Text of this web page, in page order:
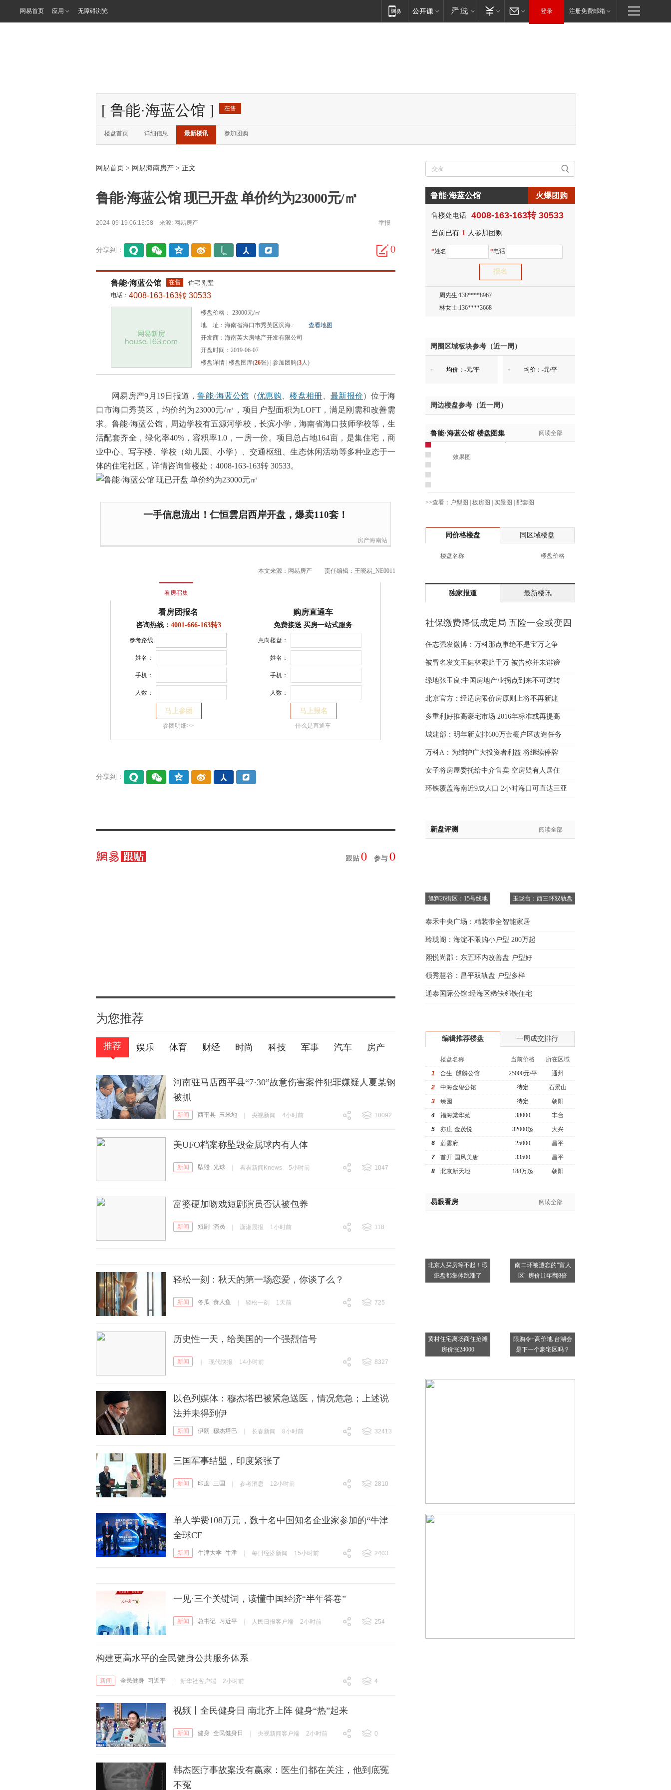
网易首页 应用 无障碍浏览 登录 注册免费邮箱
[ 鲁能·海蓝公馆 ] 在售
楼盘首页 详细信息 最新楼讯 参加团购
网易首页 > 网易海南房产 > 正文
鲁能·海蓝公馆 现已开盘 单价约为23000元/㎡
2024-09-19 06:13:58 来源: 网易房产 举报
0
分享到：
间
鲁能·海蓝公馆 在售
住宅 别墅
电话： 4008-163-163转 30533
楼盘价格： 23000元/㎡
地 址：海南省海口市秀英区滨海..
查看地图
开发商：海南英大房地产开发有限公司
开盘时间：2019-06-07
楼盘详情 楼盘图库(26张) 参加团购(3人)
网易房产9月19日报道，鲁能·海蓝公馆 （优惠购 、楼盘相册 最新报价）位于海
口市海口秀英区，均价约为23000元/㎡，项目户型面积为LOFT，满足刚需和改善需
求。鲁能·海蓝公馆，周边学校有五源河学校，长滨小学，海南省海口技师学校等，生
活配套齐全，绿化率40%，容积率1.0，一房一价。项目总占地164亩，是集住宅，商
业中心、写字楼、学校（幼儿园、小学）、交通枢纽、生态休闲活动等多种业态于一
体的住宅社区，详情咨询售楼处：4008-163-163转 30533。
一手信息流出！仁恒雲启西岸开盘，爆卖110套！
房产海南站
本文来源：网易房产 责任编辑：王晓易_NE0011
看房召集
看房团报名
咨询热线： 4001-666-163转3
参考路线
姓名：
手机：
人数：
参团明细>>
购房直通车
免费接送 买房一站式服务
意向楼盘：
姓名：
手机：
人数：
什么是直通车
分享到：
跟贴 0 参与 0
为您推荐
推荐 娱乐 体育 财经 时尚 科技 军事 汽车 房产
河南驻马店西平县“7·30”故意伤害案件犯罪嫌疑人夏某钢
被抓
新闻 西平县 玉米地 央视新闻 4小时前
10092
美UFO档案称坠毁金属球内有人体
新闻 坠毁 光球 看看新闻Knews 5小时前
1047
富婆硬加吻戏短剧演员否认被包养
新闻 短剧 演员 潇湘晨报 1小时前
118
轻松一刻：秋天的第一场恋爱，你谈了么？
新闻 冬瓜 食人鱼 轻松一刻 1天前
725
历史性一天，给美国的一个强烈信号
新闻 现代快报 14小时前
8327
以色列媒体：穆杰塔巴被紧急送医，情况危急；上述说
法并未得到伊
新闻 伊朗 穆杰塔巴 长春新闻 8小时前
32413
三国军事结盟，印度紧张了
新闻 印度 三国 参考消息 12小时前
2810
单人学费108万元，数十名中国知名企业家参加的“牛津
全球CE
新闻 牛津大学 牛津 每日经济新闻 15小时前
2403
一见·三个关键词，读懂中国经济“半年答卷”
新闻 总书记 习近平 人民日报客户端 2小时前
254
构建更高水平的全民健身公共服务体系
新闻 全民健身 习近平 新华社客户端 2小时前
4
视频丨全民健身日 南北齐上阵 健身“热”起来
新闻 健身 全民健身日 央视新闻客户端 2小时前
0
韩杰医疗事故案没有赢家：医生们都在关注，他到底冤
不冤
鲁能·海蓝公馆 火爆团购
售楼处电话 4008-163-163转 30533
当前已有 1 人参加团购
*姓名 *电话
胡先生:150****0731
邓先生:138****8083
蒋女士:186****7681
陈先生:159****3332
章先生:159****7226
周先生:138****8967
林女士:136****3668
魏女士:138****0324
吴先生:139****9780
韩女士:158****2390
赵先生:139****8548
钱先生:139****7316
黄先生:138****7263
胡先生:150****0731
邓先生:138****8083
陈先生:159****3332
章先生:159****7226
林女士:136****3668
郑先生:136****9618
魏女士:138****0324
韩女士:158****2390
赵先生:139****8548
吴小姐:139****6438
姚先生:137****6367
黄先生:138****7263
黄先生:136****3612
周围区域板块参考（近一周）
- 均价： -元/平 - 均价： -元/平
周边楼盘参考（近一周）
鲁能·海蓝公馆 楼盘图集 阅读全部
效果图
>>查看： 户型图 | 板房图 | 实景图 | 配套图
同价格楼盘 同区域楼盘
楼盘名称 楼盘价格
独家报道 最新楼讯
社保缴费降低成定局 五险一金或变四
任志强发微博：万科那点事绝不是宝万之争
被冒名发文王健林索赔千万 被告称并未诽谤
绿地张玉良:中国房地产业拐点到来不可逆转
北京官方：经适房限价房原则上将不再新建
多重利好推高豪宅市场 2016年标准或再提高
城建部：明年新安排600万套棚户区改造任务
万科A：为维护广大投资者利益 将继续停牌
女子将房屋委托给中介售卖 空房疑有人居住
环铁覆盖海南近9成人口 2小时海口可直达三亚
新盘评测 阅读全部
旭辉26街区：15号线地 玉珑台：西三环双轨盘
泰禾中央广场：精装带全智能家居
玲珑阁：海淀不限购小户型 200万起
熙悦尚郡：东五环内改善盘 户型好
领秀慧谷：昌平双轨盘 户型多样
通泰国际公馆:经海区稀缺邻铁住宅
编辑推荐楼盘 一周成交排行
楼盘名称 当前价格
所在区域
1
合生· 麒麟公馆 25000元/平
通州
2
中海金玺公馆 待定
石景山
3
臻园 待定
朝阳
4
福海棠华苑 38000
丰台
5
亦庄·金茂悦 32000起
大兴
6
蔚雲府 25000
昌平
7
首开·国风美唐 33500
昌平
8
北京新天地 188万起 朝阳
易眼看房 阅读全部
北京人买房等不起！瑕
疵盘都集体跳涨了
南二环被遗忘的"富人
区" 房价11年翻8倍
黄村住宅离场商住抢滩
房价涨24000
限购令+高价地 台湖会
是下一个豪宅区吗？